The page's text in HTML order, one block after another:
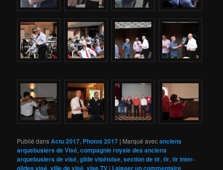
Publié dansActu 2017, Photos 2017 | Marqué avecanciens
arquebusiers de Visé,compagnie royale des anciens
arquebusiers de visé,gilde visétoise,section de tir,tir,tir inter-
gildes visé,ville de visé,vise.TV | Laisser un commentaire